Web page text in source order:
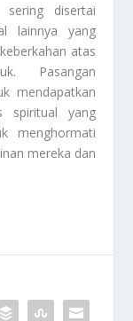
disertai
lainnya yang
atas
Pasangan
mendapatkan
spiritual yang
menghormati
mereka dan